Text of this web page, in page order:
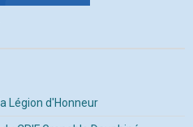
Légion d'Honneur